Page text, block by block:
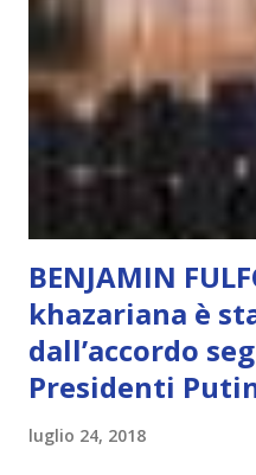
L’intelligenza può simulare
non può essere Coscienza.
l’esperienza. Come
diventerà sempre più
2035), emergeranno
lampante: L’IA sarà in gr...
BENJAMIN
khazariana è
dall’accordo
Presidenti
luglio 24, 2018